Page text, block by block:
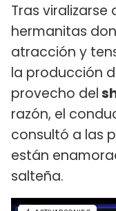
Tras viralizarse
hermanitas
atracción y
la producción
provecho del
razón, el
consultó a las
están
salteña.